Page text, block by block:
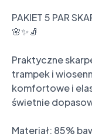
PAKIET 5 PAR
🌸✨🧦
Praktyczne
trampek i
komfortowe i
świetnie
Materiał: 85%